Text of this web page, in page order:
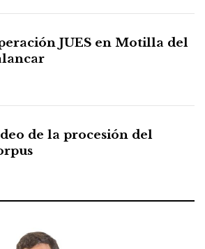
JUES en Motilla del
de la procesión del